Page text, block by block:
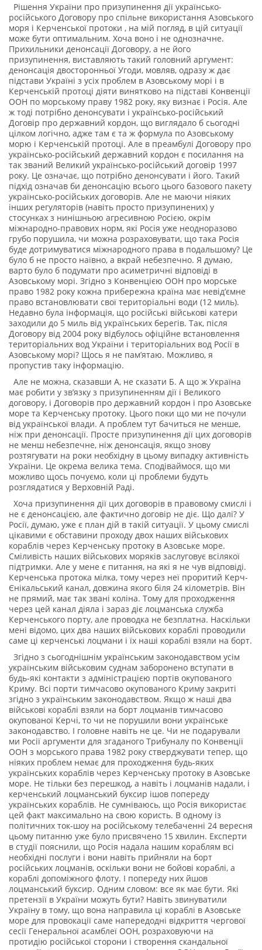
Рішення України про призупинення дії українсько-
російського Договору про спільне використання Азовського
моря і Керченської протоки , на мій погляд, в цій ситуації
може бути оптимальним. Хоча воно і не однозначне.
Прихильники денонсації Договору, а не його
призупинення, виставляють такий головний аргумент:
денонсація двосторонньої Угоди, мовляв, одразу ж дає
підстави Україні з усіх проблем в Азовському морі і в
Керченській протоці діяти винятково на підставі Конвенції
ООН по морському праву 1982 року, яку визнає і Росія. Але
ж тоді потрібно денонсувати і українсько-російський
Договір про державний кордон, що виглядало б сьогодні
цілком логічно, адже там є та ж формула по Азовському
морю і Керченській протоці. Але в преамбулі Договору про
українсько-російський державний кордон є посилання на
так званий Великий українсько-російський договір 1997
року. Це означає, що потрібно денонсувати і його. Такий
підхід означав би денонсацію всього цього базового пакету
українсько-російських договорів. Але не маючи ніяких
інших регуляторів (навіть просто призупинених) у
стосунках з нинішньою агресивною Росією, окрім
міжнародно-правових норм, які Росія уже неодноразово
грубо порушила, чи можна розраховувати, що така Росія
буде дотримуватися міжнародного права в подальшому? Це
було б не просто наївно, а вкрай небезпечно. Я думаю,
варто було б подумати про асиметричні відповіді в
Азовському морі. Згідно з Конвенцією ООН про морське
право 1982 року кожна прибережна країна має невід’ємне
право встановлювати свої територіальні води (12 миль).
Недавно була інформація, що російські військові катери
заходили до 5 миль від українських берегів. Так, після
Договору від 2004 року відбулось офіційне встановлення
територіальних вод України і територіальних вод Росії в
Азовському морі? Щось я не пам’ятаю. Можливо, я
пропустив таку інформацію.
Але не можна, сказавши А, не сказати Б. А що ж Україна
має робити у зв’язку з призупиненням дії і Великого
договору, і Договорів про державний кордон і про Азовське
море та Керченську протоку. Цього поки що ми не почули
від української влади. А проблем тут бачиться не менше,
ніж при денонсації. Просте призупинення дії цих договорів
не менш небезпечне, ніж денонсація, якщо знову
розтягувати на роки необхідну в цьому випадку активність
України. Це окрема велика тема. Сподіваймося, що ми
можливо щось почуємо, коли ці проблеми будуть
розглядатися у Верховній Раді.
Хоча призупинення дії цих договорів в правовому смислі і
не є денонсацією, але фактично договір не діє. Що далі? У
Росії, думаю, уже є план дій в такій ситуації. У цьому смислі
цікавими є обставини проходу двох наших військових
кораблів через Керченську протоку в Азовське море.
Сміливість наших військових моряків заслуговує всілякої
підтримки. Але у мене є питання, на які я не чув відповіді.
Керченська протока мілка, тому через неї проритий Керч-
Єнікальський канал, довжина якого біля 24 кілометрів. Він
не прямий, має так звані коліна. Тому для проходження
через цей канал діяла і зараз діє лоцманська служба
Керченського порту, але проводка не безплатна. Наскільки
мені відомо, цих два наших військових кораблі проводили
саме ці керченські лоцмани і їх наші кораблі взяли на борт.
Згідно з сьогоднішнім українським законодавством усім
українським військовим суднам заборонено вступати в
будь-які контакти з адміністрацією портів окупованого
Криму. Всі порти тимчасово окупованого Криму закриті
згідно з українським законодавством. Якщо ж наші два
військові кораблі взяли на борт лоцманів тимчасово
окупованої Керчі, то чи не порушили вони українське
законодавство. І головне навіть не це. Чи не подарували
ми Росії аргументи для згаданого Трибуналу по Конвенції
ООН з морського права 1982 року стверджувати тепер, що
ніяких проблем немає для проходження будь-яких
українських кораблів через Керченську протоку в Азовське
море. Не тільки без перешкод, а навіть і лоцманів надали, і
керченський лоцманський буксир ішов попереду
українських кораблів. Не сумніваюсь, що Росія використає
цей факт максимально на свою користь. В одному із
політичних ток-шоу на російському телебаченні 24 вересня
цьому питанню уже було присвячено 15 хвилин. Експерти
в студії пояснили, що Росія надала нашим кораблям всі
необхідні послуги і вони навіть прийняли на борт
російських лоцманів, оскільки вони не бойові кораблі, а
кораблі допоміжного флоту. І попереду них йшов
лоцманський буксир. Одним словом: все як має бути. Які
претензії в України можуть бути? Навіть звинуватили
Україну в тому, що вона направила ці кораблі в Азовське
море для провокації саме напередодні відкриття чергової
сесії Генеральної асамблеї ООН, розраховуючи на
протидію російської сторони і створення скандальної